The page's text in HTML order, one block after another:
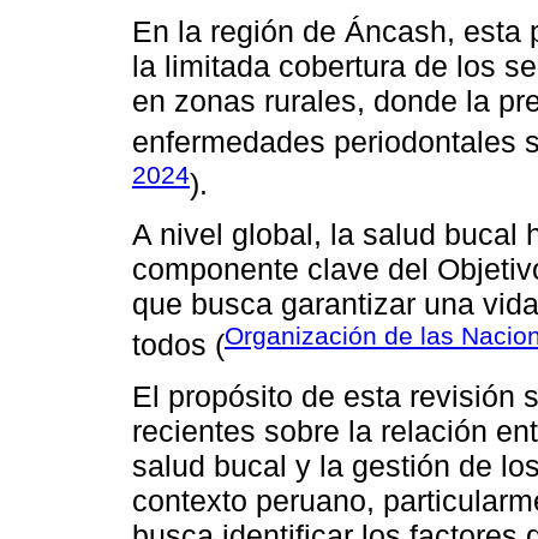
En la región de Áncash, esta
la limitada cobertura de los
en zonas rurales, donde la
enfermedades periodontales
2024).
A nivel global, la salud bucal
componente clave del
que busca garantizar una
todos (Organización de las
El propósito de esta revisión
recientes sobre la relación
salud bucal y la gestión de
contexto peruano,